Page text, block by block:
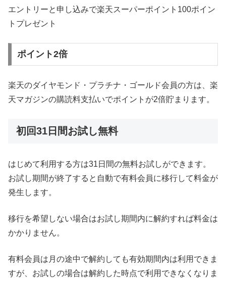
エントリーと申し込みで楽天スーパーポイント100ポイン
トプレゼント
ポイント2倍
楽天のダイヤモンド・プラチナ・ゴールド会員の方は、楽
天マガジンの購読料支払いでポイントが2倍貯まります。
初回31日間お試し無料
はじめて利用する方は31日間の無料お試しができます。
お試し期間が終了すると自動で有料会員に移行して料金が
発生します。
移行を希望しない場合はお試し期間内に解約すれば料金は
かかりません。
有料会員は月の途中で解約しても有効期間内は利用できま
すが、お試しの場合は解約した時点で利用できなくなりま